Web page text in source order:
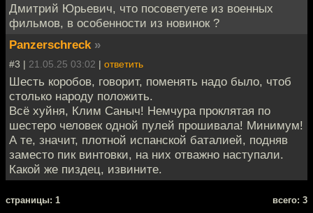
Дмитрий Юрьевич, что посоветуете из военных
фильмов, в особенности из новинок ?
Panzerschreck »
#3 | 21.05.25 03:02 | ответить
Шесть коробов, говорит, поменять надо было, чтоб
столько народу положить.
Всё хуйня, Клим Саныч! Немчура проклятая по
шестеро человек одной пулей прошивала! Минимум!
А те, значит, плотной испанской баталией, подняв
заместо пик винтовки, на них отважно наступали.
Какой же пиздец, извините.
cтраницы: 1 всего: 3